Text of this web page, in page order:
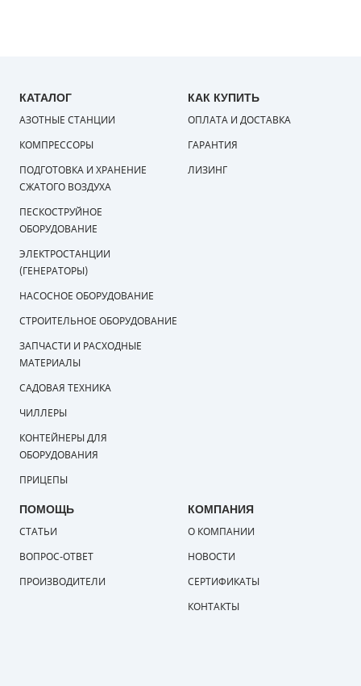
КАТАЛОГ
АЗОТНЫЕ СТАНЦИИ
КОМПРЕССОРЫ
ПОДГОТОВКА И ХРАНЕНИЕ
СЖАТОГО ВОЗДУХА
ПЕСКОСТРУЙНОЕ
ОБОРУДОВАНИЕ
ЭЛЕКТРОСТАНЦИИ
(ГЕНЕРАТОРЫ)
НАСОСНОЕ ОБОРУДОВАНИЕ
СТРОИТЕЛЬНОЕ ОБОРУДОВАНИЕ
ЗАПЧАСТИ И РАСХОДНЫЕ
МАТЕРИАЛЫ
САДОВАЯ ТЕХНИКА
ЧИЛЛЕРЫ
КОНТЕЙНЕРЫ ДЛЯ
ОБОРУДОВАНИЯ
ПРИЦЕПЫ
КАК КУПИТЬ
ОПЛАТА И ДОСТАВКА
ГАРАНТИЯ
ЛИЗИНГ
ПОМОЩЬ
СТАТЬИ
ВОПРОС-ОТВЕТ
ПРОИЗВОДИТЕЛИ
КОМПАНИЯ
О КОМПАНИИ
НОВОСТИ
СЕРТИФИКАТЫ
КОНТАКТЫ